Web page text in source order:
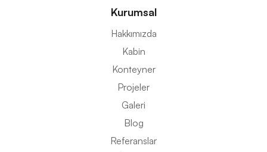
Kurumsal
Hakkımızda
Kabin
Konteyner
Projeler
Galeri
Blog
Referanslar